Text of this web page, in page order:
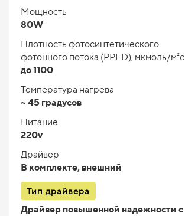
Мощность
80W
Плотность фотосинтетического
фотонного потока (PPFD), мкмоль/м²с
до 1100
Температура нагрева
~ 45 градусов
Питание
220v
Драйвер
В комплекте, внешний
Тип драйвера
Драйвер повышенной надежности с